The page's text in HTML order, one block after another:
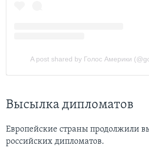
Высылка дипломатов
Европейские страны продолжили
российских дипломатов.